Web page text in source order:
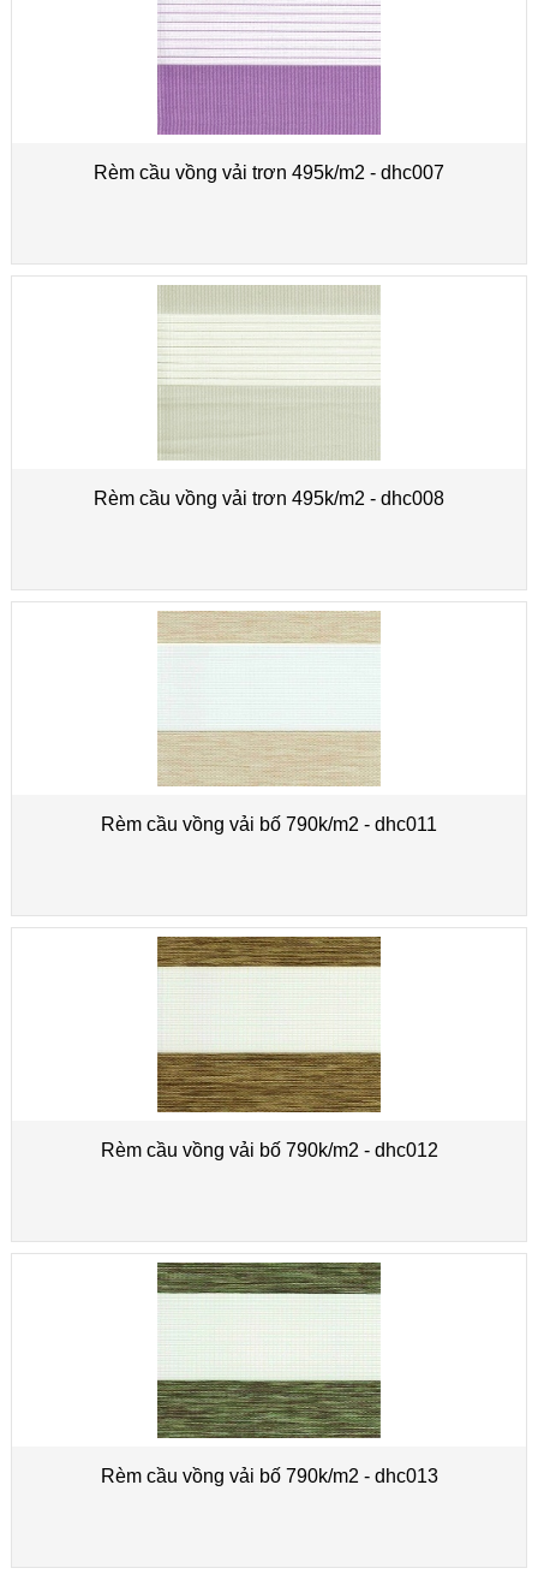
Rèm cầu vồng vải trơn 495k/m2 - dhc007
Rèm cầu vồng vải trơn 495k/m2 - dhc008
Rèm cầu vồng vải bố 790k/m2 - dhc011
Rèm cầu vồng vải bố 790k/m2 - dhc012
Rèm cầu vồng vải bố 790k/m2 - dhc013